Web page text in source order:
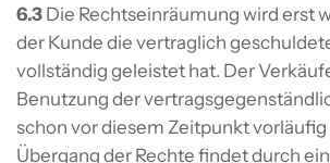
6.3 Die Rechtseinräumung wird erst
der Kunde die vertraglich
vollständig geleistet hat. Der
Benutzung der
schon vor diesem Zeitpunkt vorläufig
Übergang der Rechte findet durch